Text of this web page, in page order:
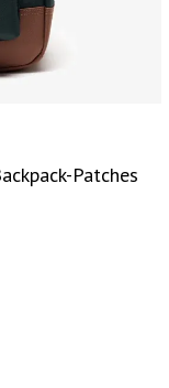
Patches